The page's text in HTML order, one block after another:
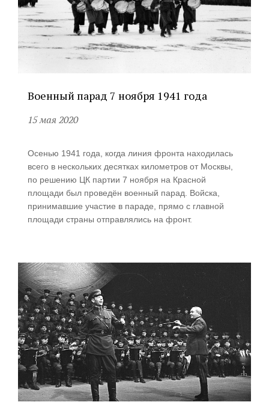
Военный парад 7 ноября 1941 года
15 мая 2020
Осенью 1941 года, когда линия фронта находилась
всего в нескольких десятках километров от Москвы,
по решению ЦК партии 7 ноября на Красной
площади был проведён военный парад. Войска,
принимавшие участие в параде, прямо с главной
площади страны отправлялись на фронт.